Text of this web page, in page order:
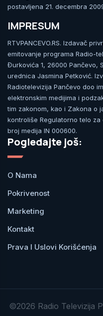
postavljena 21. decembra
IMPRESUM
RTVPANCEVO.RS. Izdavač
emitovanje programa Radio-
Đurkovića 1, 26000 Pančevo,
urednica Jasmina Petković.
Radiotelevizija Pančevo doo
elektronskim medijima i
tim zakonom, kao i Zakona o
kontroliše Regulatorno telo
broj medija IN 000600.
Pogledajte još:
O Nama
Pokrivenost
Marketing
Kontakt
Prava I Uslovi Korišćenja
©2026 Radio Televizija